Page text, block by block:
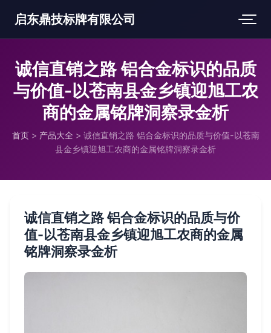
启东鼎技标牌有限公司
诚信直销之路 铝合金标识的品质
与价值-以苍南县金乡镇迎旭工农
商的金属铭牌洞察录金析
首页 > 产品大全 > 诚信直销之路 铝合金标识的品质与价值-以苍南
县金乡镇迎旭工农商的金属铭牌洞察录金析
诚信直销之路 铝合金标识的品质与价
值-以苍南县金乡镇迎旭工农商的金属
铭牌洞察录金析